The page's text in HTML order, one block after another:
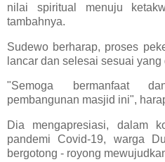
nilai spiritual menuju
tambahnya.
Sudewo berharap, proses
lancar dan selesai sesuai
"Semoga bermanfaat
pembangunan masjid ini",
Dia mengapresiasi, dalam
pandemi Covid-19, warga
bergotong - royong